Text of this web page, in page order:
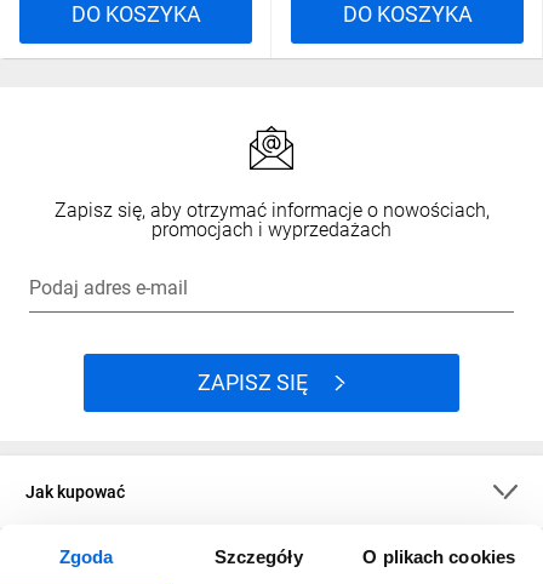
Zgoda Szczegóły O plikach cookies
DO KOSZYKA DO KOSZYKA
Zapisz się, aby otrzymać informacje o nowościach,
promocjach i wyprzedażach
Podaj adres e-mail
ZAPISZ SIĘ
Jak kupować
O firmie